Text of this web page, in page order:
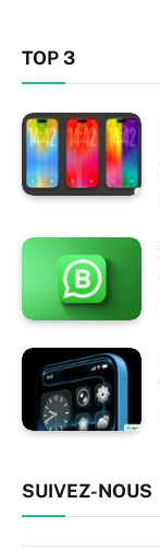
TOP 3
SUIVEZ-NOUS